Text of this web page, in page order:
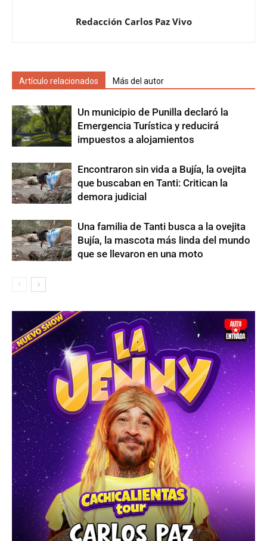
Redacción Carlos Paz Vivo
Artículo relacionados Más del autor
Un municipio de Punilla declaró la
Emergencia Turística y reducirá
impuestos a alojamientos
Encontraron sin vida a Bujía, la ovejita
que buscaban en Tanti: Critican la
demora judicial
Una familia de Tanti busca a la ovejita
Bujía, la mascota más linda del mundo
que se llevaron en una moto